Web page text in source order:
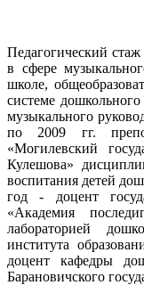
Педагогический
в сфере
школе,
системе
музыкального
по 2009 гг.
«Могилевский
Кулешова»
воспитания детей
год - доцент
«Академия
лабораторией
института
доцент кафедры
Барановичского